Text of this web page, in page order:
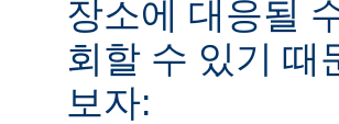
장소에 대응될
회할 수 있기 때
보자: